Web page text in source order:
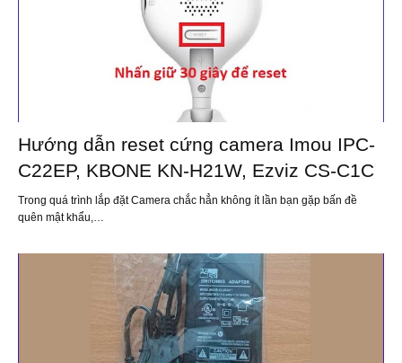
Hướng dẫn reset cứng camera Imou IPC-
C22EP, KBONE KN-H21W, Ezviz CS-C1C
Trong quá trình lắp đặt Camera chắc hẳn không ít lần bạn gặp bấn đề
quên mật khẩu,…